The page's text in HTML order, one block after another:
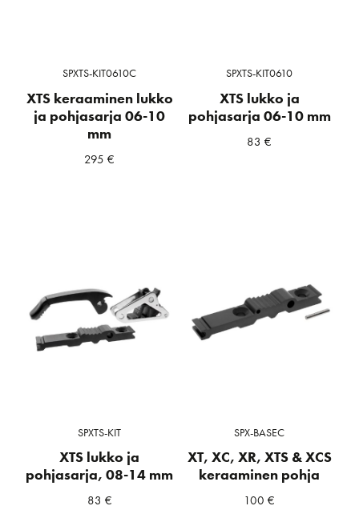
SPXTS-KIT0610C
XTS keraaminen lukko
ja pohjasarja 06-10
mm
295€
SPXTS-KIT0610
XTS lukko ja
pohjasarja 06-10 mm
83€
SPXTS-KIT
XTS lukko ja
pohjasarja, 08-14 mm
83 €
SPX-BASEC
XT, XC, XR, XTS & XCS
keraaminen pohja
100€